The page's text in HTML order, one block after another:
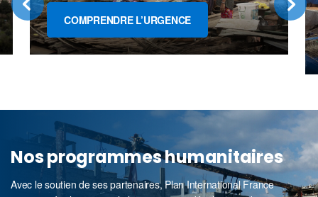
COMPRENDRE L’URGENCE
Nos programmes humanitaires
Avec le soutien de ses partenaires, Plan International France